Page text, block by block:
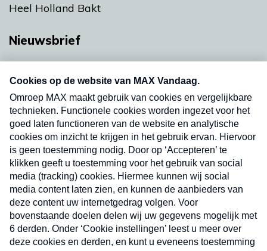
Heel Holland Bakt
Nieuwsbrief
nieuwsbrief. Elke vrijdag- en dinsdagochtend in
uw mailbox.
Verzend
Nieuwsbrief